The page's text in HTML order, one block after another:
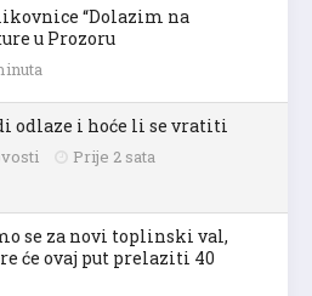
“Dolazim na
u Prozoru
odlaze i hoće li se vratiti
Prije 2 sata
se za novi toplinski val,
će ovaj put prelaziti 40